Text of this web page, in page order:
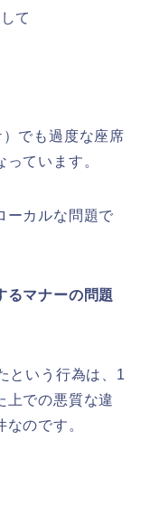
て
でも過度な座席
ています。
ーカルな問題で
るマナーの問題
という行為は、1
上での悪質な違
のです。